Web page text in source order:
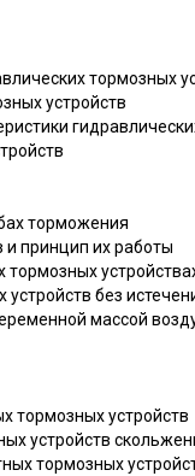
тормозных
устройств
торможения
и принцип их работы
без
массой
тормозных устройств
устройств
тормозных